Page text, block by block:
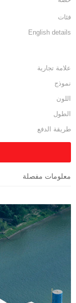
فئات
English details
علامة تجارية
نموذج
اللون
الطول
طريقة الدفع
معلومات مفصلة